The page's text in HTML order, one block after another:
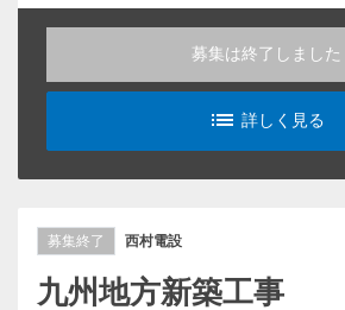
募集は終了しました
list_alt
詳しく見る
募集終了 西村電設
九州地方新築工事